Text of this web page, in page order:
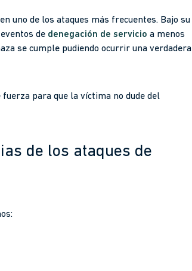
uno de los ataques más frecuentes. Bajo su
de denegación de servicio a menos
se cumple pudiendo ocurrir una verdadera
para que la víctima no dude del
de los ataques de